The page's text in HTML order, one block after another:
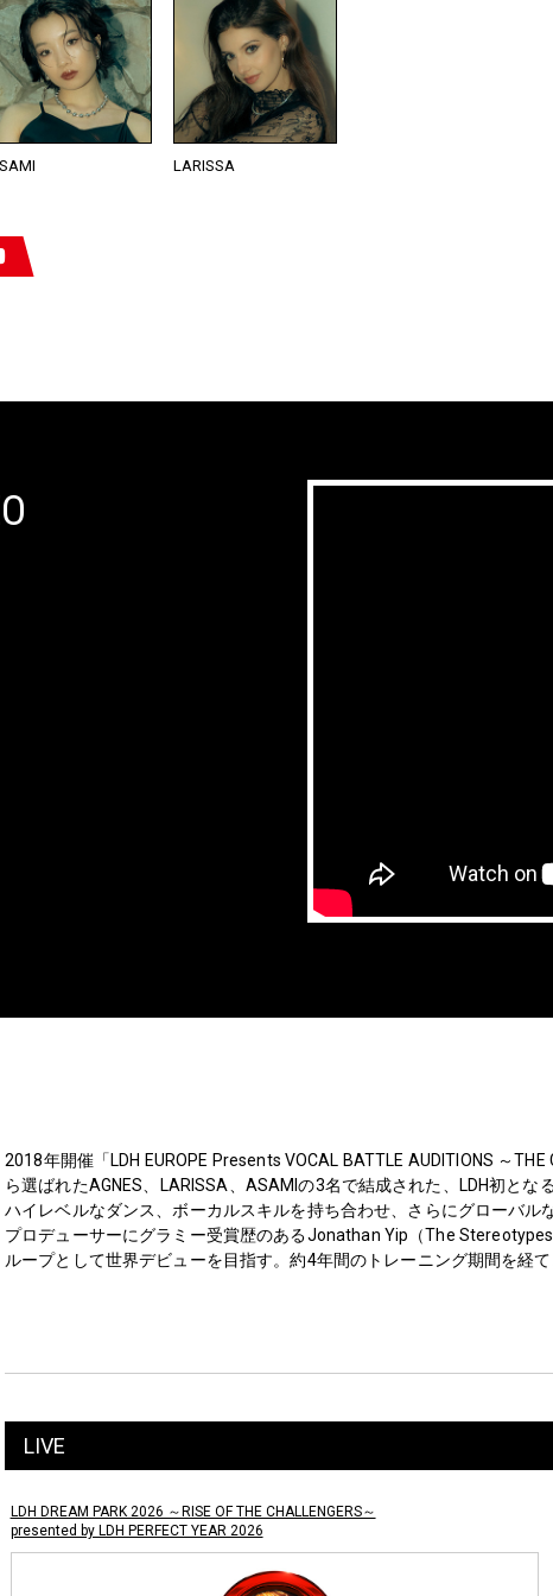
LARISSA
2018年開催「LDH EUROPE Presents VOCAL BATTLE AUDITIONS ～
ら選ばれたAGNES、LARISSA、ASAMIの3名で結成された、LDH初とな
ハイレベルなダンス、ボーカルスキルを持ち合わせ、さらにグローバル
プロデューサーにグラミー受賞歴のあるJonathan Yip（The
ループとして世界デビューを目指す。約4年間のトレーニング期間を経
LIVE
LDH DREAM PARK 2026 ～RISE OF THE CHALLENGERS～
presented by LDH PERFECT YEAR 2026